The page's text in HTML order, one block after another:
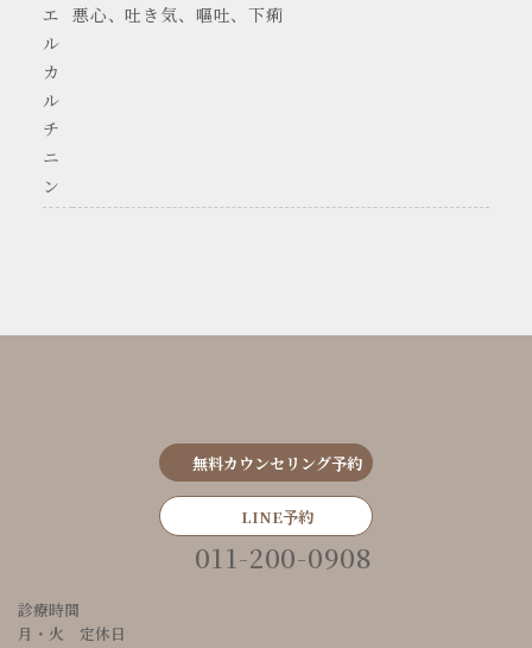
エ
ル
カ
ル
チ
ニ
ン
悪心、吐き気、嘔吐、下痢
無料カウンセリング予約
LINE予約
011-200-0908
診療時間
月・火 定休日